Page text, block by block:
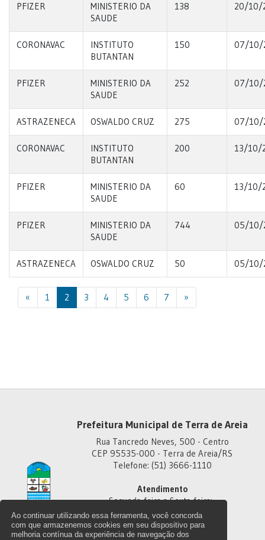
Ao continuar utilizando essa ferramenta, você concorda
com que armazenemos cookies em seu dispositivo para
melhoria contínua da experiência de navegação dos
PFIZER
MINISTERIO DA
SAUDE
138 20/10/
CORONAVAC
INSTITUTO
BUTANTAN
150 07/10/
PFIZER
MINISTERIO DA
SAUDE
252 07/10/
ASTRAZENECA OSWALDO CRUZ 275 07/10/
CORONAVAC
INSTITUTO
BUTANTAN
200 13/10/
PFIZER
MINISTERIO DA
SAUDE
60 13/10/
PFIZER
MINISTERIO DA
SAUDE
744 05/10/
ASTRAZENECA OSWALDO CRUZ 50 05/10/
« Previous
1 2 3 4 5 6 7 »
Prefeitura Municipal de Terra de Areia
Rua Tancredo Neves, 500 - Centro
CEP 95535-000 - Terra de Areia/RS
Telefone: (51) 3666-1110
Atendimento
Segunda-feira a Sexta-feira:
Das 8h às 11h30
Das 13h30 às 18h